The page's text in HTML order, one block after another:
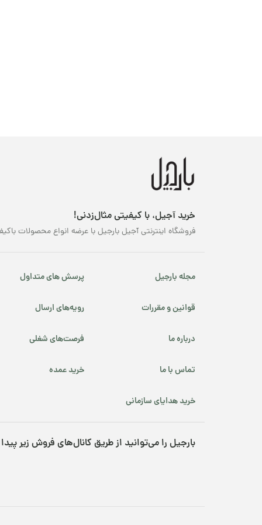
خرید آجیل، با کیفیتی مثال‌زدنی!
فروشگاه اینترنتی آجیل بارجیل با عرضه انواع محصولات
مجله بارجیل پرسش های متداول
قوانین و مقررات رویه‌های ارسال
درباره ما فرصت‌های شغلی
تماس با ما خرید عمده
خرید هدایای سازمانی
بارجیل را می‌توانید از طریق کانال‌های فروش زیر